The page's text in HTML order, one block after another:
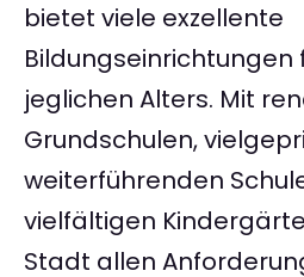
bietet viele exzellente
Bildungseinrichtungen
jeglichen Alters. Mit
Grundschulen,
weiterführenden
vielfältigen
Stadt allen